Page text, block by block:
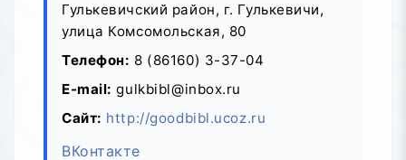
Гулькевичский район, г. Гулькевичи,
улица Комсомольская, 80
Телефон: 8 (86160) 3-37-04
E-mail: gulkbibl@inbox.ru
Сайт: http://goodbibl.ucoz.ru
ВКонтакте